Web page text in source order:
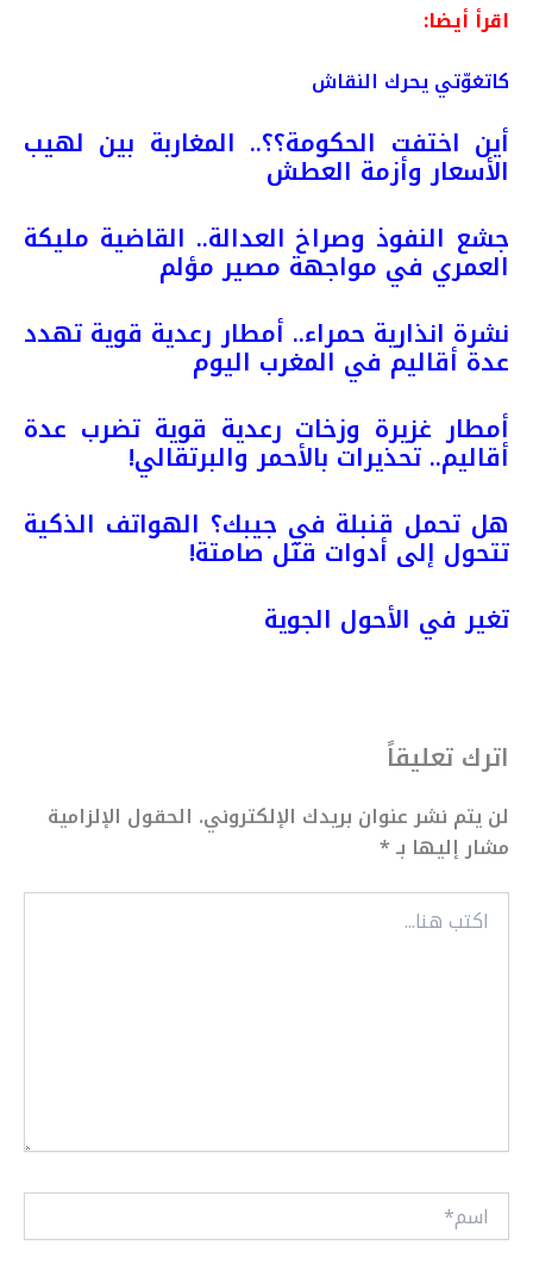
اقرأ أيضا:
كاتغوّتي يحرك النقاش
أين اختفت الحكومة؟؟.. المغاربة بين لهيب
الأسعار وأزمة العطش
جشع النفوذ وصراخ العدالة.. القاضية مليكة
العمري في مواجهة مصير مؤلم
نشرة انذارية حمراء.. أمطار رعدية قوية تهدد
عدة أقاليم في المغرب اليوم
أمطار غزيرة وزخات رعدية قوية تضرب عدة
أقاليم.. تحذيرات بالأحمر والبرتقالي!
هل تحمل قنبلة في جيبك؟ الهواتف الذكية
تتحول إلى أدوات قتل صامتة!
تغير في الأحول الجوية
اترك تعليقاً
لن يتم نشر عنوان بريدك الإلكتروني. الحقول الإلزامية
مشار إليها بـ*
اكتب
هنا...
اسم*